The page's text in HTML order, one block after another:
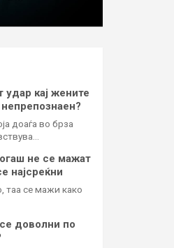
кај жените
доаѓа во брза
не се мажат
најсреќни
таа се мажи како
доволни по